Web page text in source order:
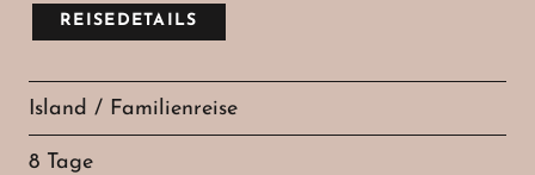
REISEDETAILS
Island / Familienreise
8 Tage